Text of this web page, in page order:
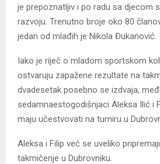
je prepoznatljiv i po radu sa djecom
razvoju. Trenutno broje oko 80
jedan od mlađih je Nikola Đukanović.
Iako je riječ o mladom sportskom
ostvaruju zapažene rezultate na
dvadesetak posebno se izdvaja,
sedamnaestogodišnjaci Aleksa Ilić i
maju učestvovati na turniru u
Aleksa i Filip već se uveliko
takmičenje u Dubrovniku.